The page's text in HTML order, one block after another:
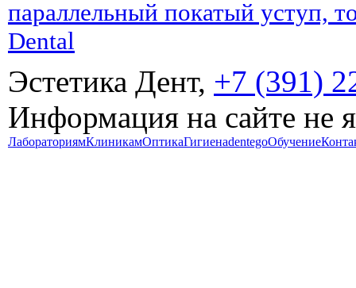
параллельный покатый уступ,
Dental
Эстетика Дент, +7 (391)
Информация на сайте не
ЛабораториямКлиникамОптикаГигиенаdentegoОбучение